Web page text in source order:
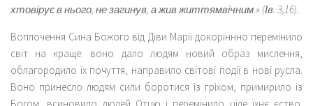
хтовірує в нього, не загинув, а жив життямвічним.» (Ів. 3,16).
Воплочення Сина Божого від Діви Марії докоріннно перемінило
світ на краще: воно дало людям новий образ мислення,
облагородило їх почуття, направило світові події в нові русла.
Воно принесло людям сили боротися із гріхом, примирило із